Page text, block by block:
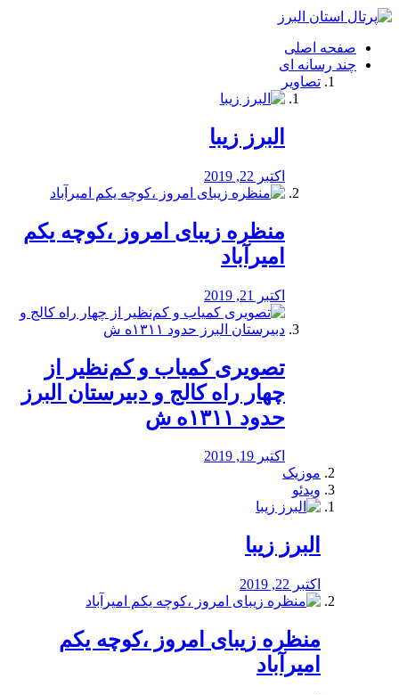
فصد
شرق
تهران
خشکشویی
صفحه اصلی
چند رسانه ای
تصاویر
البرز زیبا
اکتبر 22, 2019
منظره‌‌ زیبای امروز ،کوچه یکم
امیرآباد
اکتبر 21, 2019
️تصویری کمیاب و کم‌نظیر از
چهار راه كالج و دبيرستان البرز
حدود ۱۳۱۱ه ش
اکتبر 19, 2019
موزیک
ویدئو
البرز زیبا
اکتبر 22, 2019
منظره‌‌ زیبای امروز ،کوچه یکم
امیرآباد